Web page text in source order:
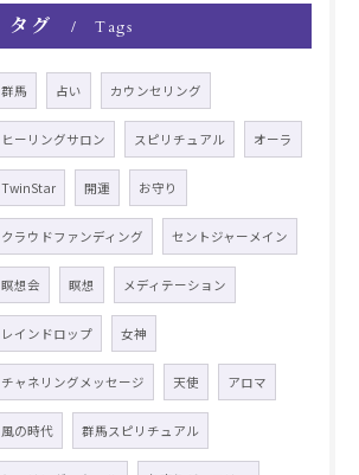
タグ Tags
群馬 占い カウンセリング
ヒーリングサロン スピリチュアル オーラ
TwinStar 開運 お守り
クラウドファンディング セントジャーメイン
瞑想会 瞑想 メディテーション
レインドロップ 女神
チャネリングメッセージ 天使 アロマ
風の時代 群馬スピリチュアル